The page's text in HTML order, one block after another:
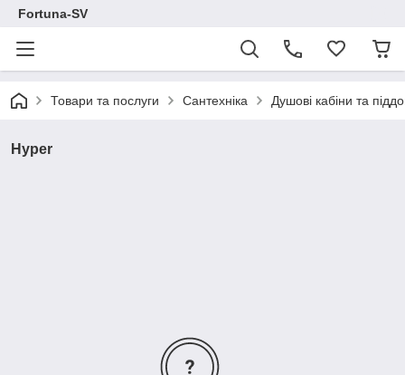
Fortuna-SV
Товари та послуги Сантехніка Душові кабіни та
Hyper